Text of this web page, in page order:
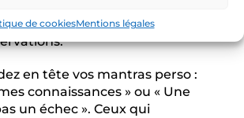
de cookiesMentions légales
niveauréduit l’anxiété de 40%
en tête vos mantras perso :
connaissances » ou « Une
un échec ». Ceux qui